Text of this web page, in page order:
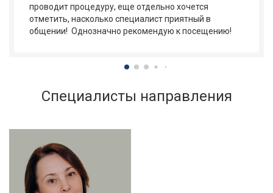
проводит процедуру, еще отдельно хочется
отметить, насколько специалист приятный в
общении! Однозначно рекомендую к посещению!
Специалисты направления